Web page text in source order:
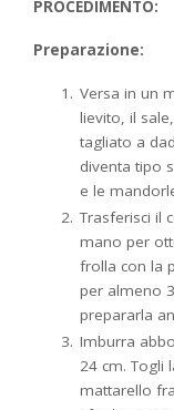
PROCEDIMENTO:
Preparazione:
Versa in un
lievito, il
tagliato a
diventa tipo
e le
Trasferisci il
mano per
frolla con la
per almeno
prepararla
Imburra
24 cm. Togli
mattarello